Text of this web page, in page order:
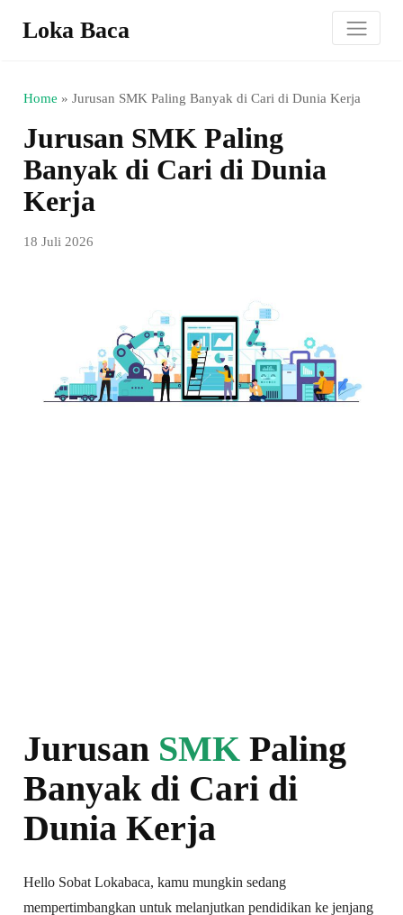
Loka Baca
Home »Jurusan SMK Paling Banyak di Cari di Dunia Kerja
Jurusan SMK Paling
Banyak di Cari di Dunia
Kerja
18 Juli 2026
Jurusan SMK Paling
Banyak di Cari di
Dunia Kerja
Hello Sobat Lokabaca, kamu mungkin sedang
mempertimbangkan untuk melanjutkan pendidikan ke jenjang